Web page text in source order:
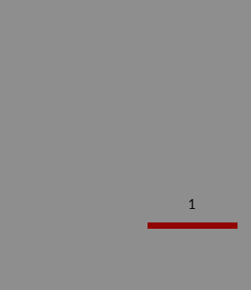
1